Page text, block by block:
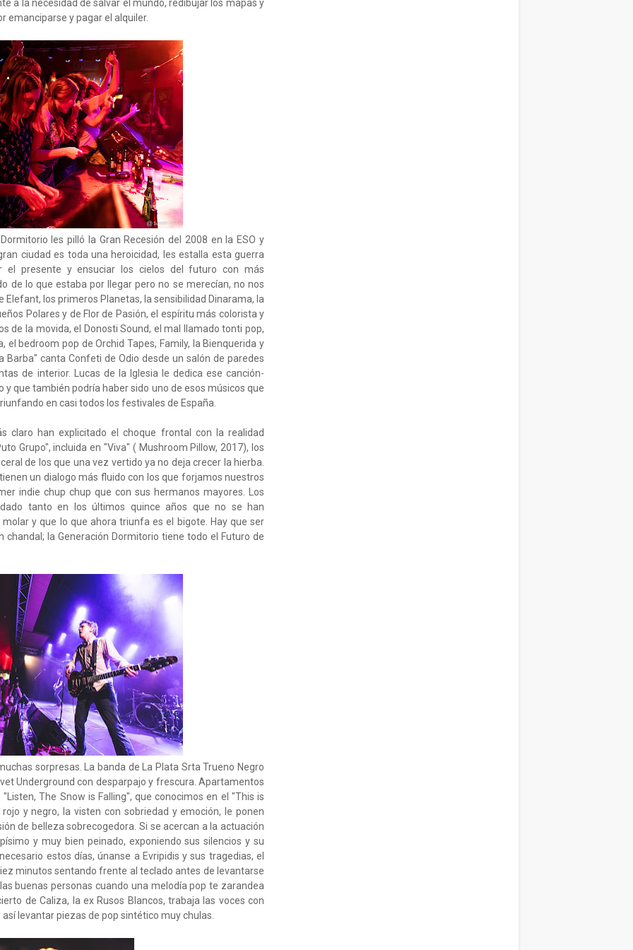
a la necesidad de salvar el mundo, redibujar los mapas y
emanciparse y pagar el alquiler.
les pilló la Gran Recesión del 2008 en la ESO y
ciudad es toda una heroicidad, les estalla esta guerra
el presente y ensuciar los cielos del futuro con más
de lo que estaba por llegar pero no se merecían, no nos
los primeros Planetas, la sensibilidad Dinarama, la
Polares y de Flor de Pasión, el espíritu más colorista y
de la movida, el Donosti Sound, el mal llamado tonti pop,
bedroom pop de Orchid Tapes, Family, la Bienquerida y
Barba" canta Confeti de Odio desde un salón de paredes
de interior. Lucas de la Iglesia le dedica ese canción-
que también podría haber sido uno de esos músicos que
en casi todos los festivales de España.
claro han explicitado el choque frontal con la realidad
Grupo", incluida en "Viva" ( Mushroom Pillow, 2017), los
de los que una vez vertido ya no deja crecer la hierba.
un dialogo más fluido con los que forjamos nuestros
indie chup chup que con sus hermanos mayores. Los
tanto en los últimos quince años que no se han
y que lo que ahora triunfa es el bigote. Hay que ser
la Generación Dormitorio tiene todo el Futuro de
sorpresas. La banda de La Plata Srta Trueno Negro
Underground con desparpajo y frescura. Apartamentos
The Snow is Falling", que conocimos en el "This is
y negro, la visten con sobriedad y emoción, le ponen
de belleza sobrecogedora. Si se acercan a la actuación
y muy bien peinado, exponiendo sus silencios y su
estos días, únanse a Evripidis y sus tragedias, el
minutos sentando frente al teclado antes de levantarse
buenas personas cuando una melodía pop te zarandea
de Caliza, la ex Rusos Blancos, trabaja las voces con
levantar piezas de pop sintético muy chulas.